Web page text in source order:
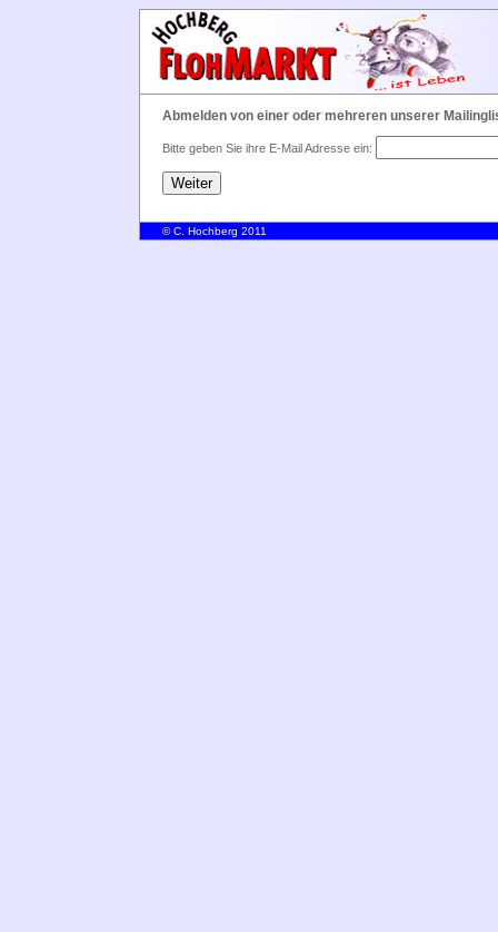
Abmelden von einer oder mehreren unserer
Bitte geben Sie ihre E-Mail Adresse ein:
© C. Hochberg 2011